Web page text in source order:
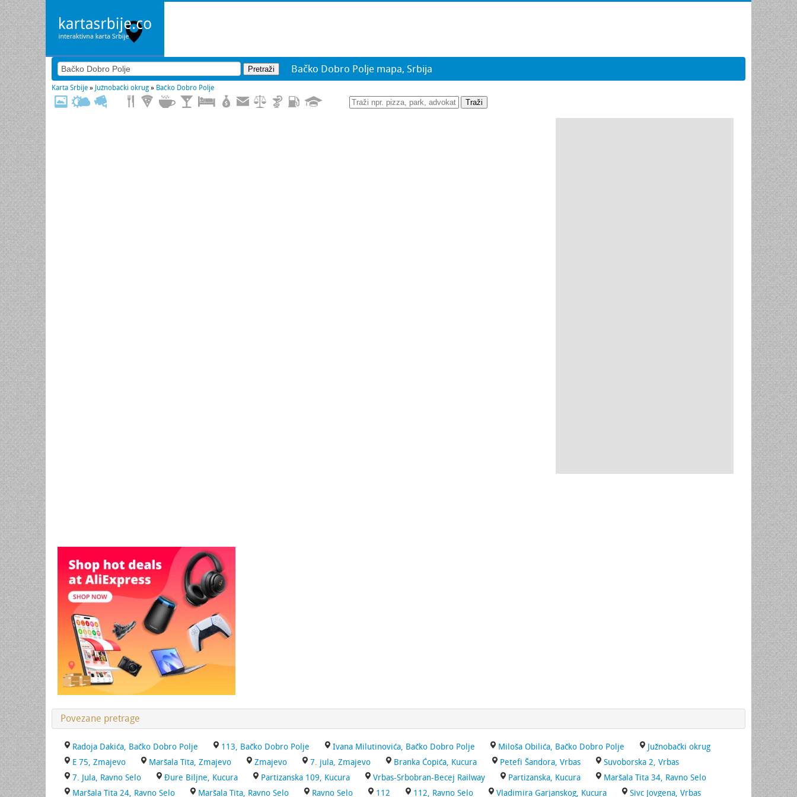
Bačko Dobro Polje mapa, Srbija
Karta Srbije » Južnobački okrug » Bačko Dobro Polje
Traži
Povezane pretrage
Radoja Dakića, Bačko Dobro Polje 113, Bačko Dobro Polje Ivana Milutinovića, Bačko Dobro Polje Miloša Obilića, Bačko Dobro Polje
Južnobački okrug
E 75, Zmajevo
Maršala Tita, Zmajevo Zmajevo 7. jula, Zmajevo Branka Ćopića, Kucura Petefi Šandora, Vrbas
Suvoborska 2, Vrbas
7. Jula, Ravno Selo
Đure Biljne, Kucura Partizanska 109, Kucura Vrbas-Srbobran-Becej Railway Partizanska, Kucura
Maršala Tita 34, Ravno Selo
Maršala Tita 24, Ravno Selo
Maršala Tita, Ravno Selo Ravno Selo 112 112, Ravno Selo Vladimira Garjanskog, Kucura Sivc Jovgena, Vrbas